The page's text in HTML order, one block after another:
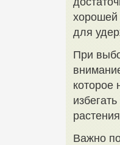
хорошей
для
При
которое
Важно